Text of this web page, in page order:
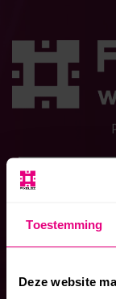
Toestemming
Deze website